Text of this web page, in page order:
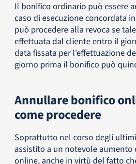
Il bonifico ordinario può essere
caso di esecuzione concordata
può procedere alla revoca se
effettuata dal cliente entro il
data fissata per l'effettuazione
giorno prima il bonifico può
Annullare bonifico
come procedere
Soprattutto nel corso degli
assistito a un notevole aumento
online, anche in virtù del fatto